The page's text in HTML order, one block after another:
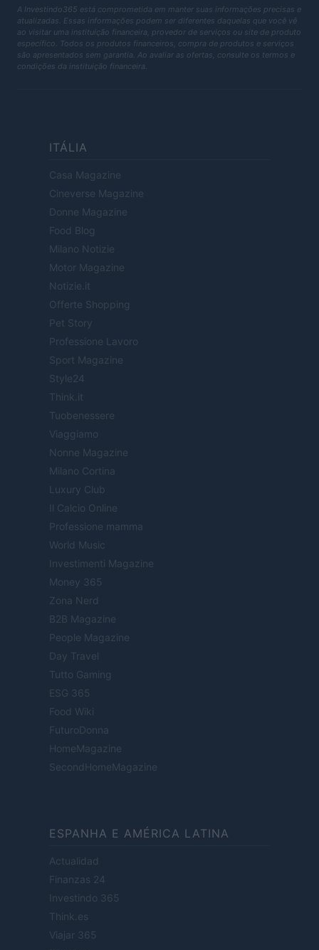
A Investindo365 está comprometida em manter suas informações precisas e
atualizadas. Essas informações podem ser diferentes daquelas que você vê
ao visitar uma instituição financeira, provedor de serviços ou site de produto
específico. Todos os produtos financeiros, compra de produtos e serviços
são apresentados sem garantia. Ao avaliar as ofertas, consulte os termos e
condições da instituição financeira.
ITÁLIA
Casa Magazine
Cineverse Magazine
Donne Magazine
Food Blog
Milano Notizie
Motor Magazine
Notizie.it
Offerte Shopping
Pet Story
Professione Lavoro
Sport Magazine
Style24
Think.it
Tuobenessere
Viaggiamo
Nonne Magazine
Milano Cortina
Luxury Club
Il Calcio Online
Professione mamma
World Music
Investimenti Magazine
Money 365
Zona Nerd
B2B Magazine
People Magazine
Day Travel
Tutto Gaming
ESG 365
Food Wiki
FuturoDonna
HomeMagazine
SecondHomeMagazine
ESPANHA E AMÉRICA LATINA
Actualidad
Finanzas 24
Investindo 365
Think.es
Viajar 365